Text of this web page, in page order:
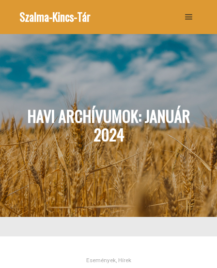
Szalma-Kincs-Tár
HAVI ARCHÍVUMOK:JANUÁR
2024
Események, Hírek